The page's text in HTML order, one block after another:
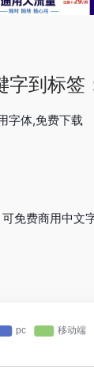
到标签
字体,免费下载
免费商用中文